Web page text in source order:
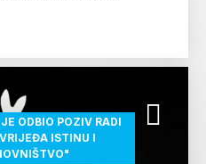
ODBIO POZIV RADI
ISTINU I